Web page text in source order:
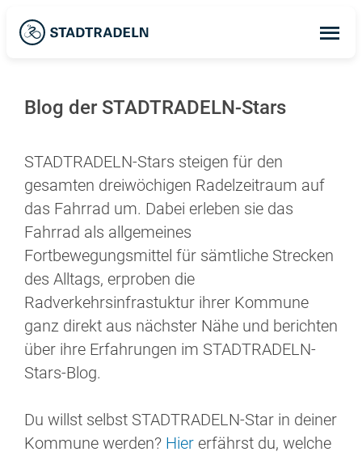
Blog der STADTRADELN-Stars
STADTRADELN-Stars steigen für den
gesamten dreiwöchigen Radelzeitraum auf
das Fahrrad um. Dabei erleben sie das
Fahrrad als allgemeines
Fortbewegungsmittel für sämtliche Strecken
des Alltags, erproben die
Radverkehrsinfrastuktur ihrer Kommune
ganz direkt aus nächster Nähe und berichten
über ihre Erfahrungen im STADTRADELN-
Stars-Blog.
Du willst selbst STADTRADELN-Star in deiner
Kommune werden? Hier erfährst du, welche